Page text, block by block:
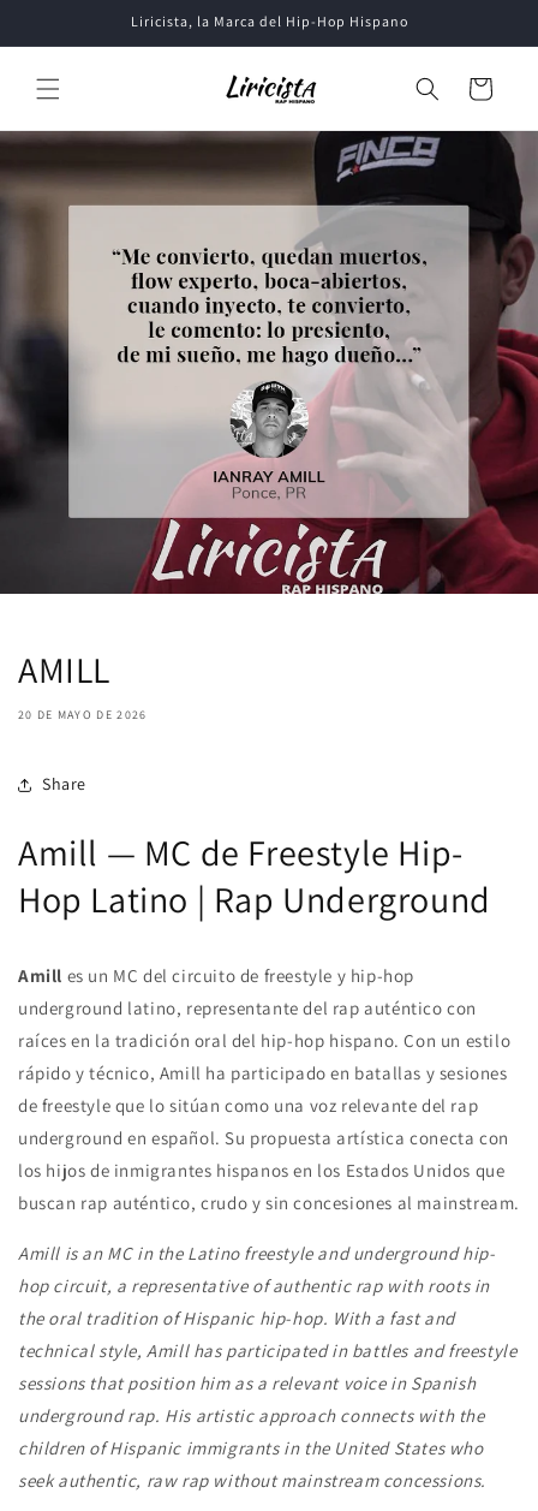
al contenido
Liricista, la Marca del Hip-Hop Hispano
Carrito
AMILL
20 DE MAYO DE 2026
Share
Amill — MC de Freestyle Hip-
Hop Latino | Rap Underground
Amill es un MC del circuito de freestyle y hip-hop
underground latino, representante del rap auténtico con
raíces en la tradición oral del hip-hop hispano. Con un estilo
rápido y técnico, Amill ha participado en batallas y sesiones
de freestyle que lo sitúan como una voz relevante del rap
underground en español. Su propuesta artística conecta con
los hijos de inmigrantes hispanos en los Estados Unidos que
buscan rap auténtico, crudo y sin concesiones al mainstream.
Amill is an MC in the Latino freestyle and underground hip-
hop circuit, a representative of authentic rap with roots in
the oral tradition of Hispanic hip-hop. With a fast and
technical style, Amill has participated in battles and freestyle
sessions that position him as a relevant voice in Spanish
underground rap. His artistic approach connects with the
children of Hispanic immigrants in the United States who
seek authentic, raw rap without mainstream concessions.